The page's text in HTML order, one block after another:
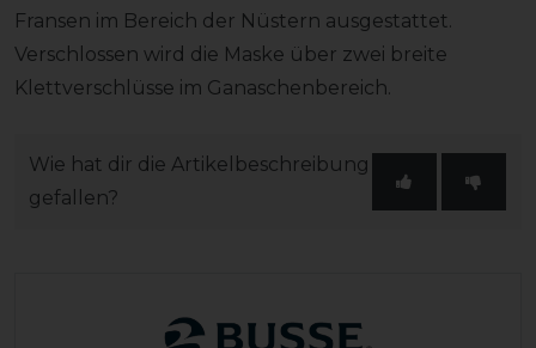
Fransen im Bereich der Nüstern ausgestattet.
Verschlossen wird die Maske über zwei breite
Klettverschlüsse im Ganaschenbereich.
Wie hat dir die Artikelbeschreibung
gefallen?